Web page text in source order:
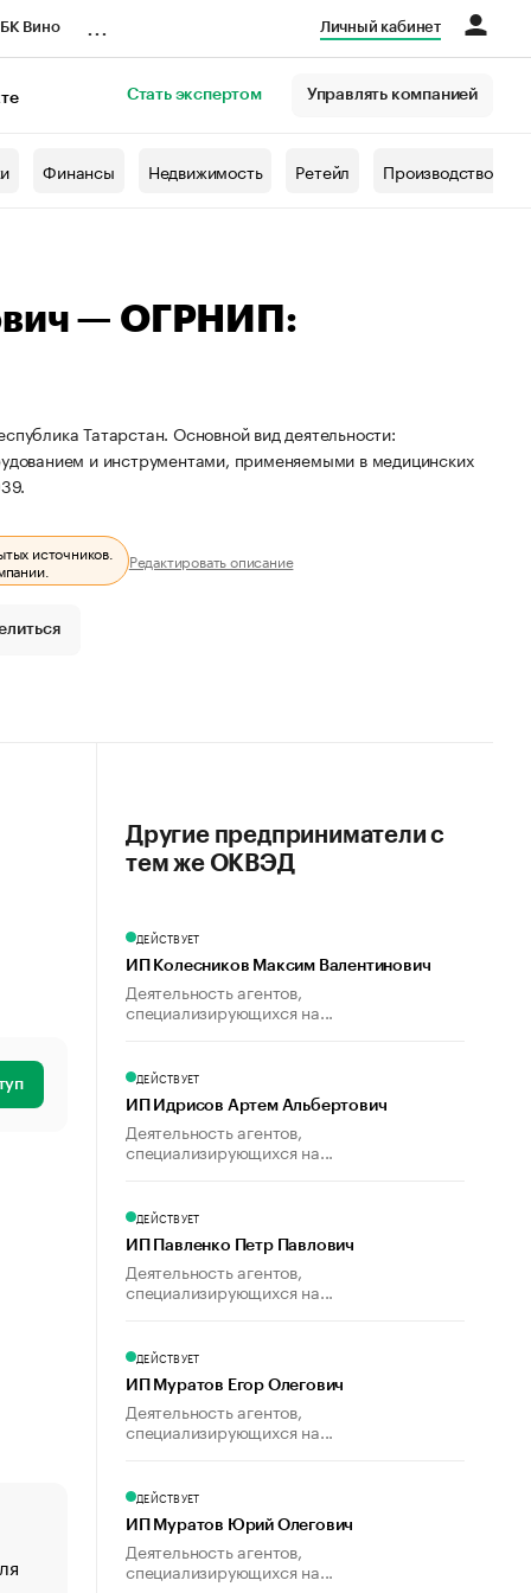
Вино Личный кабинет
Стать экспертом Управлять компанией
Финансы Недвижимость Ретейл Производство
— ОГРНИП:
Татарстан. Основной вид деятельности:
и инструментами, применяемыми в медицинских
источников.
Редактировать описание
«От спорта тело стареет иначе». Как живет глава
Другие предприниматели с
тем же ОКВЭД
ДЕЙСТВУЕТ
ИП Колесников Максим Валентинович
Деятельность агентов,
специализирующихся на...
ДЕЙСТВУЕТ
ИП Идрисов Артем Альбертович
Деятельность агентов,
специализирующихся на...
ДЕЙСТВУЕТ
ИП Павленко Петр Павлович
Деятельность агентов,
специализирующихся на...
ДЕЙСТВУЕТ
ИП Муратов Егор Олегович
Деятельность агентов,
специализирующихся на...
ДЕЙСТВУЕТ
ИП Муратов Юрий Олегович
Деятельность агентов,
специализирующихся на...